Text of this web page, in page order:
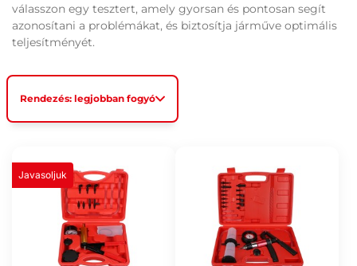
válasszon egy tesztert, amely gyorsan és pontosan segít
azonosítani a problémákat, és biztosítja járműve optimális
teljesítményét.
Rendezés: legjobban fogyó
Javasoljuk